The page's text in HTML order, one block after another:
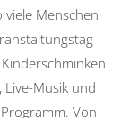
viele Menschen
Live-Musik und
Von